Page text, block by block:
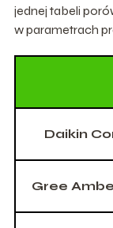
jednej tabeli
w parametrach
Daikin
Gree